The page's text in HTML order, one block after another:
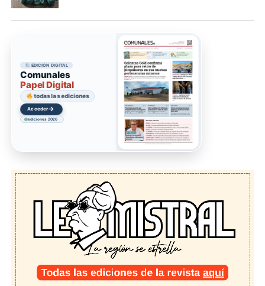
EDICIÓN DIGITAL
Comunales
Papel Digital
todas las ediciones
Acceder→
ediciones 2026